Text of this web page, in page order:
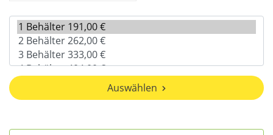
Auswählen